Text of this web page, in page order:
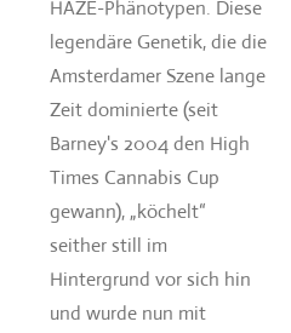
HAZE-Phänotypen. Diese
legendäre Genetik, die die
Amsterdamer Szene lange
Zeit dominierte (seit
Barney's 2004 den High
Times Cannabis Cup
gewann), „köchelt“
seither still im
Hintergrund vor sich hin
und wurde nun mit